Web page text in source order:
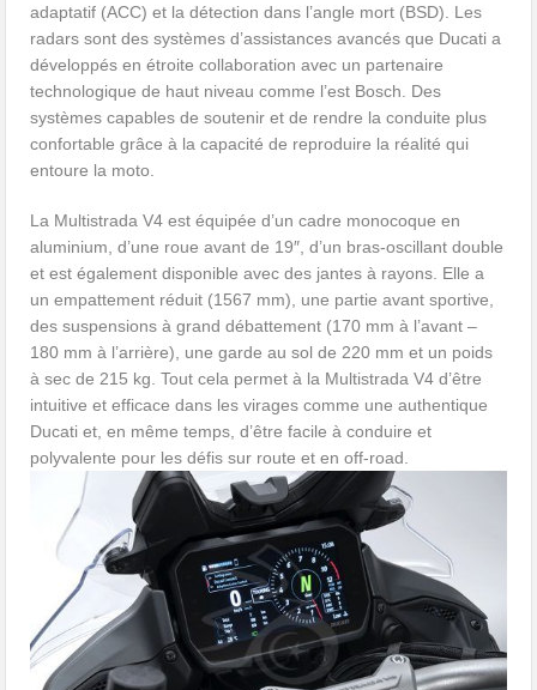
adaptatif (ACC) et la détection dans l’angle mort (BSD). Les
radars sont des systèmes d’assistances avancés que Ducati a
développés en étroite collaboration avec un partenaire
technologique de haut niveau comme l’est Bosch. Des
systèmes capables de soutenir et de rendre la conduite plus
confortable grâce à la capacité de reproduire la réalité qui
entoure la moto.
La Multistrada V4 est équipée d’un cadre monocoque en
aluminium, d’une roue avant de 19″, d’un bras-oscillant double
et est également disponible avec des jantes à rayons. Elle a
un empattement réduit (1567 mm), une partie avant sportive,
des suspensions à grand débattement (170 mm à l’avant –
180 mm à l’arrière), une garde au sol de 220 mm et un poids
à sec de 215 kg. Tout cela permet à la Multistrada V4 d’être
intuitive et efficace dans les virages comme une authentique
Ducati et, en même temps, d’être facile à conduire et
polyvalente pour les défis sur route et en off-road.